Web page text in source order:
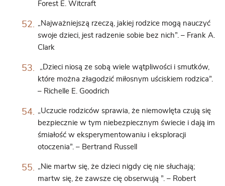
Forest E. Witcraft
„Najważniejszą rzeczą, jakiej rodzice mogą nauczyć
swoje dzieci, jest radzenie sobie bez nich”. – Frank A.
Clark
„Dzieci niosą ze sobą wiele wątpliwości i smutków,
które można złagodzić miłosnym uściskiem rodzica”.
– Richelle E. Goodrich
„Uczucie rodziców sprawia, że ​​niemowlęta czują się
bezpiecznie w tym niebezpiecznym świecie i dają im
śmiałość w eksperymentowaniu i eksploracji
otoczenia”. – Bertrand Russell
„Nie martw się, że dzieci nigdy cię nie słuchają;
martw się, że zawsze cię obserwują ”. – Robert